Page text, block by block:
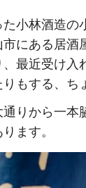
小林酒造の
にある居酒
、最近受け
もする、ち
りから一本
ます。